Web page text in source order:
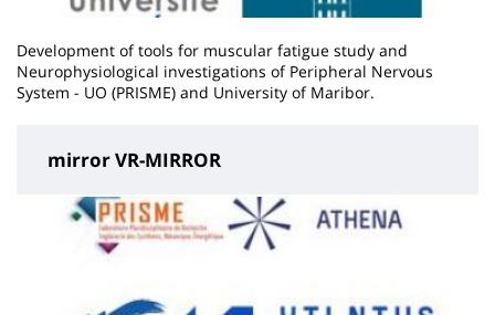
Development of tools for muscular fatigue study and
Neurophysiological investigations of Peripheral Nervous
System - UO (PRISME) and University of Maribor.
mirror VR-MIRROR